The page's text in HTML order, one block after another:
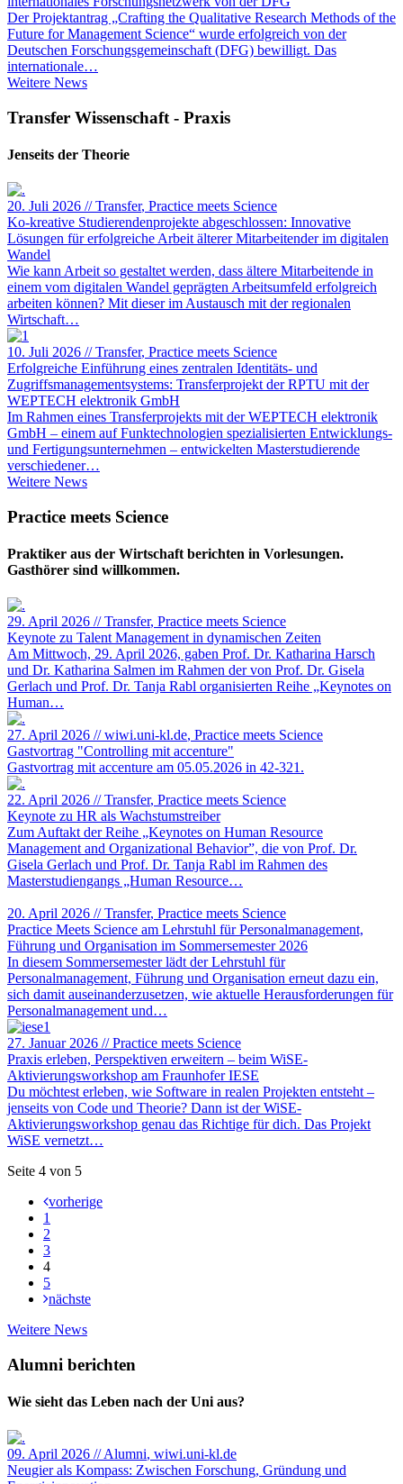
Der Projektantrag „Crafting the Qualitative Research Methods of the
Future for Management Science“ wurde erfolgreich von der
Deutschen Forschungsgemeinschaft (DFG) bewilligt. Das
internationale…
Weitere NewsWeitere
Transfer Wissenschaft - Praxis
Jenseits der Theorie
20. Juli 2026 //Transfer, Practice meets Science
Ko-kreative Studierendenprojekte abgeschlossen: Innovative
Lösungen für erfolgreiche Arbeit älterer Mitarbeitender im digitalen
Wandel
Wie kann Arbeit so gestaltet werden, dass ältere Mitarbeitende in
einem vom digitalen Wandel geprägten Arbeitsumfeld erfolgreich
arbeiten können? Mit dieser im Austausch mit der regionalen
Wirtschaft…
10. Juli 2026 //Transfer, Practice meets Science
Erfolgreiche Einführung eines zentralen Identitäts- und
Zugriffsmanagementsystems: Transferprojekt der RPTU mit der
WEPTECH elektronik GmbH
Im Rahmen eines Transferprojekts mit der WEPTECH elektronik
GmbH – einem auf Funktechnologien spezialisierten Entwicklungs-
und Fertigungsunternehmen – entwickelten Masterstudierende
verschiedener…
Weitere NewsWeitere
Practice meets Science
Praktiker aus der Wirtschaft berichten in Vorlesungen.
Gasthörer sind willkommen.
29. April 2026 //Transfer, Practice meets Science
Keynote zu Talent Management in dynamischen Zeiten
Am Mittwoch, 29. April 2026, gaben Prof. Dr. Katharina Harsch
und Dr. Katharina Salmen im Rahmen der von Prof. Dr. Gisela
Gerlach und Prof. Dr. Tanja Rabl organisierten Reihe „Keynotes on
Human…
27. April 2026 //wiwi.uni-kl.de, Practice meets Science
Gastvortrag "Controlling mit accenture"
Gastvortrag mit accenture am 05.05.2026 in 42-321.
22. April 2026 //Transfer, Practice meets Science
Keynote zu HR als Wachstumstreiber
Zum Auftakt der Reihe „Keynotes on Human Resource
Management and Organizational Behavior”, die von Prof. Dr.
Gisela Gerlach und Prof. Dr. Tanja Rabl im Rahmen des
Masterstudiengangs „Human Resource…
20. April 2026 //Transfer, Practice meets Science
Practice Meets Science am Lehrstuhl für Personalmanagement,
Führung und Organisation im Sommersemester 2026
In diesem Sommersemester lädt der Lehrstuhl für
Personalmanagement, Führung und Organisation erneut dazu ein,
sich damit auseinanderzusetzen, wie aktuelle Herausforderungen für
Personalmanagement und…
27. Januar 2026 //Practice meets Science
Praxis erleben, Perspektiven erweitern – beim WiSE-
Aktivierungsworkshop am Fraunhofer IESE
Du möchtest erleben, wie Software in realen Projekten entsteht –
jenseits von Code und Theorie? Dann ist der WiSE-
Aktivierungsworkshop genau das Richtige für dich. Das Projekt
WiSE vernetzt…
Seite 4 von 5
vorherige
1
2
3
4
5
nächste
Weitere NewsWeitere
Alumni berichten
Wie sieht das Leben nach der Uni aus?
09. April 2026 //Alumni, wiwi.uni-kl.de
Neugier als Kompass: Zwischen Forschung, Gründung und